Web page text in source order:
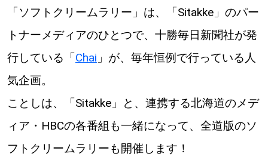
KEYWORD
Sitakke編集部あい
【いろんな価値観や生き方に触れたい】
【暮らしの知恵を身につけたい】
「ソフトクリームラリー」は、「Sitakke」のパー
トナーメディアのひとつで、十勝毎日新聞社が発
行している「Chai 」が、毎年恒例で行っている人
気企画。
ことしは、「Sitakke」と、連携する北海道のメデ
ィア・HBCの各番組も一緒になって、全道版のソ
フトクリームラリーも開催します！